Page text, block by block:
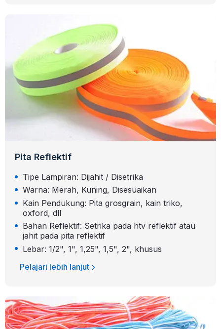
Pita Reflektif
Tipe Lampiran: Dijahit / Disetrika
Warna: Merah, Kuning, Disesuaikan
Kain Pendukung: Pita grosgrain, kain triko,
oxford, dll
Bahan Reflektif: Setrika pada htv reflektif atau
jahit pada pita reflektif
Lebar: 1/2", 1", 1,25", 1,5", 2", khusus
Pelajari lebih lanjut